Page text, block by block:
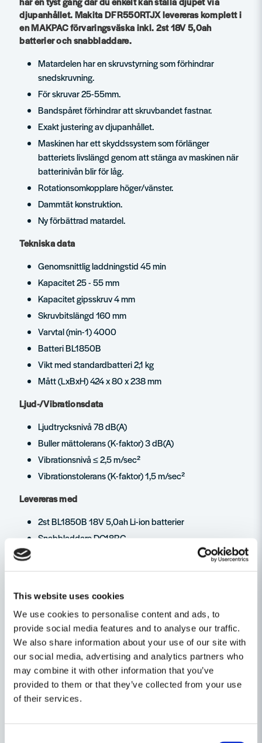
This website uses cookies
We use cookies to personalise content and ads, to
provide social media features and to analyse our traffic.
We also share information about your use of our site with
our social media, advertising and analytics partners who
may combine it with other information that you’ve
provided to them or that they’ve collected from your use
of their services.
djupanhållet. Makita DFR550RTJX levereras komplett i
en MAKPAC förvaringsväska inkl. 2st 18V 5,0ah
batterier och snabbladdare.
Matardelen har en skruvstyrning som förhindrar
snedskruvning.
För skruvar 25-55mm.
Bandspåret förhindrar att skruvbandet fastnar.
Exakt justering av djupanhållet.
Maskinen har ett skyddssystem som förlänger
batteriets livslängd genom att stänga av maskinen när
batterinivån blir för låg.
Rotationsomkopplare höger/vänster.
Dammtät konstruktion.
Ny förbättrad matardel.
Tekniska data
Genomsnittlig laddningstid 45 min
Kapacitet 25 - 55 mm
Kapacitet gipsskruv 4 mm
Skruvbitslängd 160 mm
Varvtal (min-1) 4000
Batteri BL1850B
Vikt med standardbatteri 2,1 kg
Mått (LxBxH) 424 x 80 x 238 mm
Ljud-/Vibrationsdata
Ljudtrycksnivå 78 dB(A)
Buller mättolerans (K-faktor) 3 dB(A)
Vibrationsnivå ≤ 2,5 m/sec²
Vibrationstolerans (K-faktor) 1,5 m/sec²
Levereras med
2st BL1850B 18V 5,0ah Li-ion batterier
Snabbladdare DC18RC
Varumärke Makita
Produkttyp skruvautomat
Spänning 18V
Ställ en produktfråga
question
Fråga oss något om denna produkten...
name
Namn
Relaterade kategorier
Batteridrivet